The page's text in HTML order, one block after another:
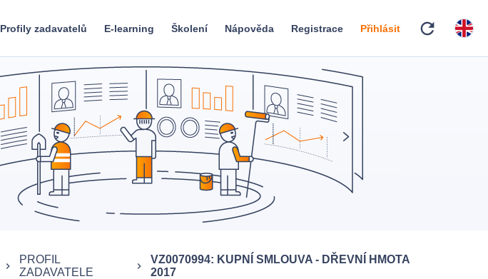
Profily zadavatelů E-learning Školení Nápověda Registrace Přihlásit refresh
keyboard_arrow_right
PROFIL
ZADAVATELE
keyboard_arrow_right
VZ0070994: KUPNÍ SMLOUVA - DŘEVNÍ HMOTA
2017